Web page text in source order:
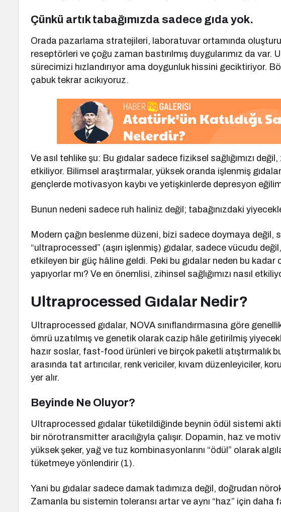
Çünkü artık tabağımızda sadece gıda yok.
Orada pazarlama stratejileri, laboratuvar ortamında
reseptörleri ve çoğu zaman bastırılmış duygularımız da
sürecimizi hızlandırıyor ama doygunluk hissini geciktiriyor.
çabuk tekrar acıkıyoruz.
Ve asıl tehlike şu: Bu gıdalar sadece fiziksel sağlığımızı
etkiliyor. Bilimsel araştırmalar, yüksek oranda işlenmiş
gençlerde motivasyon kaybı ve yetişkinlerde depresyon
Bunun nedeni sadece ruh haliniz değil; tabağınızdaki
Modern çağın beslenme düzeni, bizi sadece doymaya değil,
“ultraprocessed” (aşırı işlenmiş) gıdalar, sadece vücudu
etkileyen bir güç hâline geldi. Peki bu gıdalar neden bu kadar
yapıyorlar mı? Ve en önemlisi, zihinsel sağlığımızı nasıl
Ultraprocessed Gıdalar Nedir?
Ultraprocessed gıdalar, NOVA sınıflandırmasına göre
ömrü uzatılmış ve genetik olarak cazip hâle getirilmiş
hazır soslar, fast-food ürünleri ve birçok paketli atıştırmalık
arasında tat artırıcılar, renk vericiler, kıvam düzenleyiciler,
yer alır.
Beyinde Ne Oluyor?
Ultraprocessed gıdalar tüketildiğinde beynin ödül sistemi
bir nörotransmitter aracılığıyla çalışır. Dopamin, haz ve
yüksek şeker, yağ ve tuz kombinasyonlarını “ödül” olarak
tüketmeye yönlendirir (1).
Yani bu gıdalar sadece damak tadımıza değil, doğrudan
Zamanla bu sistemin toleransı artar ve aynı “haz” için daha